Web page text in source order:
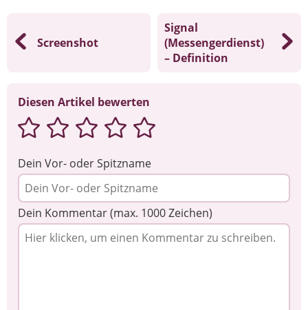
Screenshot
Signal
(Messengerdienst)
– Definition
Diesen Artikel bewerten
Dein Vor- oder Spitzname
Dein Kommentar (max. 1000 Zeichen)